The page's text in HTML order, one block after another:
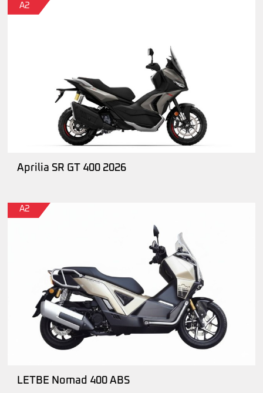
A2
Aprilia SR GT 400 2026
A2
LETBE Nomad 400 ABS